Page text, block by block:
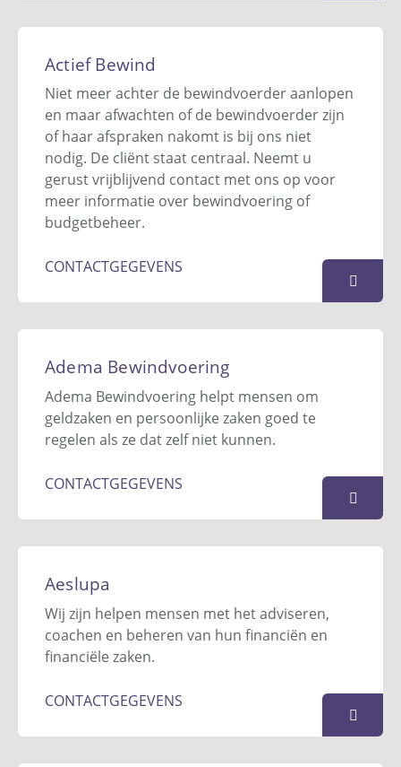
Zilverschoonplein 38
085-303 11 73
info@acrnbewind.nl
Website
KAART
Actief Bewind
Niet meer achter de bewindvoerder aanlopen
en maar afwachten of de bewindvoerder zijn
of haar afspraken nakomt is bij ons niet
nodig. De cliënt staat centraal. Neemt u
gerust vrijblijvend contact met ons op voor
meer informatie over bewindvoering of
budgetbeheer.
CONTACTGEGEVENS
Postbus 6
06 - 38 60 27 25
info@actiefbewind.nl
Adema Bewindvoering
Adema Bewindvoering helpt mensen om
geldzaken en persoonlijke zaken goed te
regelen als ze dat zelf niet kunnen.
CONTACTGEGEVENS
Postbus 82
9062 ZJ
058-256 26 92
info@ademabewindvoering.nl
Aeslupa
Wij zijn helpen mensen met het adviseren,
coachen en beheren van hun financiën en
financiële zaken.
CONTACTGEGEVENS